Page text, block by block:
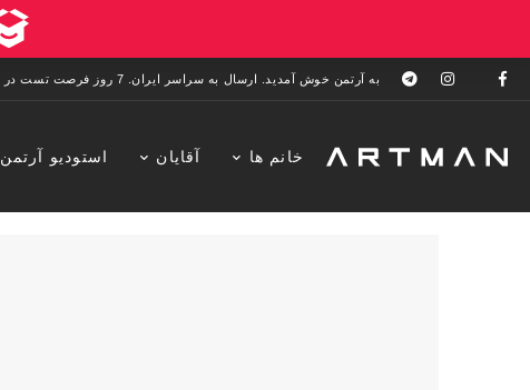
به آرتمن خوش آمدید. ارسال به سراسر ایران. 7 روز فرصت تست در منزل. 1 سال خدمات پس از فروش.
خانم ها آقایان استودیو آرتمن